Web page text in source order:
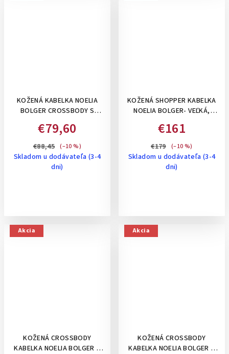
KOŽENÁ KABELKA NOELIA
BOLGER CROSSBODY S
HORČICOVO ŽLTÁ
€79,60
€88,45 (–10 %)
Skladom u dodávateľa (3-4
dni)
KOŽENÁ SHOPPER KABELKA
NOELIA BOLGER- VEĽKÁ,
€161
€179 (–10 %)
Skladom u dodávateľa (3-4
dni)
Akcia
KOŽENÁ CROSSBODY
KABELKA NOELIA BOLGER S
Akcia
KOŽENÁ CROSSBODY
KABELKA NOELIA BOLGER S